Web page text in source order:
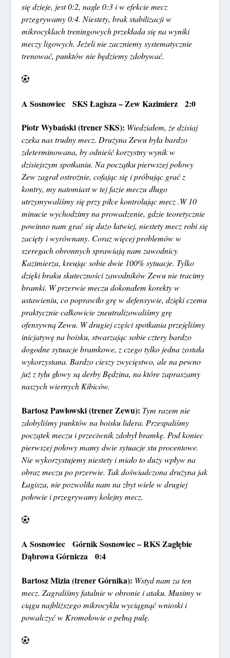
się dzieje, jest 0:2, nagle 0:3 i w efekcie mecz
przegrywamy 0:4. Niestety, brak stabilizacji w
mikrocyklach treningowych przekłada się na wyniki
meczy ligowych. Jeżeli nie zaczniemy systematycznie
trenować, punktów nie będziemy zdobywać.
A Sosnowiec SKS Łagisza – Zew Kazimierz 2:0
Piotr Wybański (trener SKS): Wiedziałem, że dzisiaj
czeka nas trudny mecz. Drużyna Zewu była bardzo
zdeterminowana, by odnieść korzystny wynik w
dzisiejszym spotkaniu. Na początku pierwszej połowy
Zew zagrał ostrożnie, cofając się i próbując grać z
kontry, my natomiast w tej fazie meczu długo
utrzymywaliśmy się przy piłce kontrolując mecz .W 10
minucie wychodzimy na prowadzenie, gdzie teoretycznie
powinno nam grać się dużo łatwiej, niestety mecz robi się
zacięty i wyrównany. Coraz więcej problemów w
szeregach obronnych sprawiają nam zawodnicy
Kazimierza, kreując sobie dwie 100% sytuacje. Tylko
dzięki braku skuteczności zawodników Zewu nie tracimy
bramki. W przerwie meczu dokonałem korekty w
ustawieniu, co poprawiło grę w defensywie, dzięki czemu
praktycznie całkowicie zneutralizowaliśmy grę
ofensywną Zewu. W drugiej części spotkania przejęliśmy
inicjatywę na boisku, stwarzając sobie cztery bardzo
dogodne sytuacje bramkowe, z czego tylko jedna została
wykorzystana. Bardzo cieszy zwycięstwo, ale na pewno
już z tyłu głowy są derby Będzina, na które zapraszamy
naszych wiernych Kibiców.
Bartosz Pawłowski (trener Zewu): Tym razem nie
zdobyliśmy punktów na boisku lidera. Przespaliśmy
początek meczu i przeciwnik zdobył bramkę. Pod koniec
pierwszej połowy mamy dwie sytuacje stu procentowe.
Nie wykorzystujemy niestety i miało to duży wpływ na
obraz meczu po przerwie. Tak doświadczona drużyna jak
Łagisza, nie pozwoliła nam na zbyt wiele w drugiej
połowie i przegrywamy kolejny mecz.
A Sosnowiec Górnik Sosnowiec – RKS Zagłębie
Dąbrowa Górnicza 0:4
Bartosz Mizia (trener Górnika): Wstyd nam za ten
mecz. Zagraliśmy fatalnie w obronie i ataku. Musimy w
ciągu najbliższego mikrocyklu wyciągnąć wnioski i
powalczyć w Kromołowie o pełną pulę.